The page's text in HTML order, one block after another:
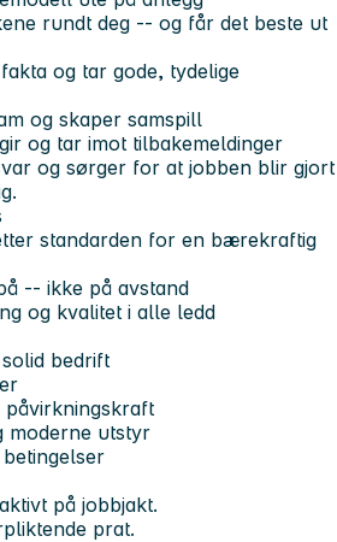
rundt deg -- og får det beste ut
og tar gode, tydelige
og skaper samspill
og tar imot tilbakemeldinger
og sørger for at jobben blir gjort
standarden for en bærekraftig
-- ikke på avstand
og kvalitet i alle ledd
bedrift
moderne utstyr
på jobbjakt.
prat.